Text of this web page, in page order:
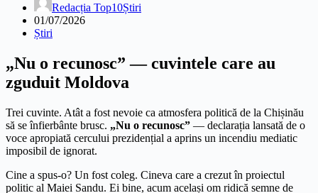
Redacția Top10Știri
01/07/2026
Știri
„Nu o recunosc” — cuvintele care au
zguduit Moldova
Trei cuvinte. Atât a fost nevoie ca atmosfera politică de la Chișinău
să se înfierbânte brusc. „Nu o recunosc” — declarația lansată de o
voce apropiată cercului prezidențial a aprins un incendiu mediatic
imposibil de ignorat.
Cine a spus-o? Un fost coleg. Cineva care a crezut în proiectul
politic al Maiei Sandu. Ei bine, acum același om ridică semne de